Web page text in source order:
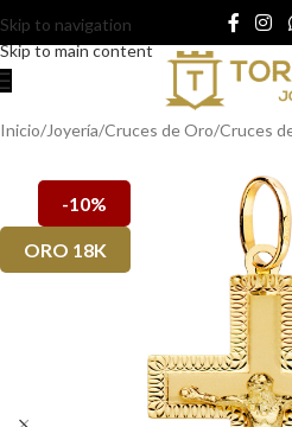
Skip to navigation
Skip to main content
Inicio/Joyería/Cruces de Oro/Cruces
-10%
ORO 18K